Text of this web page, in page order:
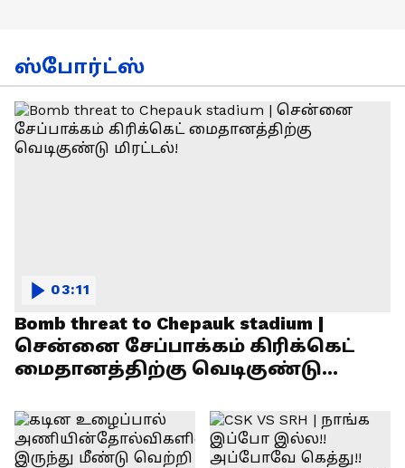
ஸ்போர்ட்ஸ்
Bomb threat to Chepauk stadium |
சென்னை சேப்பாக்கம் கிரிக்கெட்
மைதானத்திற்கு வெடிகுண்டு
03:11